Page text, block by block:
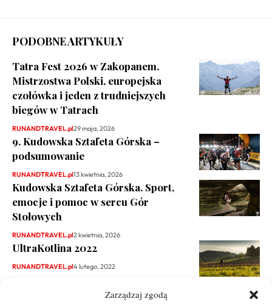
Zarządzaj zgodą
PODOBNE ARTYKUŁY
Tatra Fest 2026 w Zakopanem.
Mistrzostwa Polski, europejska
czołówka i jeden z trudniejszych
biegów w Tatrach
RUNANDTRAVEL.pl29 maja, 2026
9. Kudowska Sztafeta Górska –
podsumowanie
RUNANDTRAVEL.pl13 kwietnia, 2026
Kudowska Sztafeta Górska. Sport,
emocje i pomoc w sercu Gór
Stołowych
RUNANDTRAVEL.pl2 kwietnia, 2026
UltraKotlina 2022
RUNANDTRAVEL.pl4 lutego, 2022